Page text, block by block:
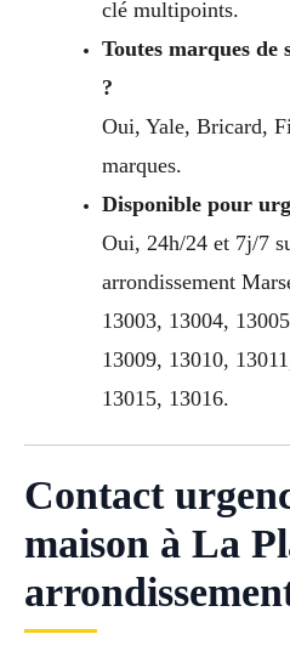
clé multipoints.
Toutes marques de
?
Oui, Yale, Bricard,
marques.
Disponible pour
Oui, 24h/24 et 7j/7
arrondissement
13003, 13004,
13009, 13010,
13015, 13016.
Contact
maison à La